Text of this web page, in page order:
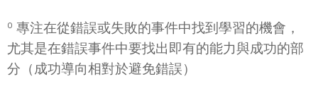
º 專注在從錯誤或失敗的事件中找到學習的機會，
尤其是在錯誤事件中要找出即有的能力與成功的部
分（成功導向相對於避免錯誤）